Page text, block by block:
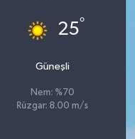
25°
Güneşli
Nem: %70
Rüzgar: 8.00 m/s